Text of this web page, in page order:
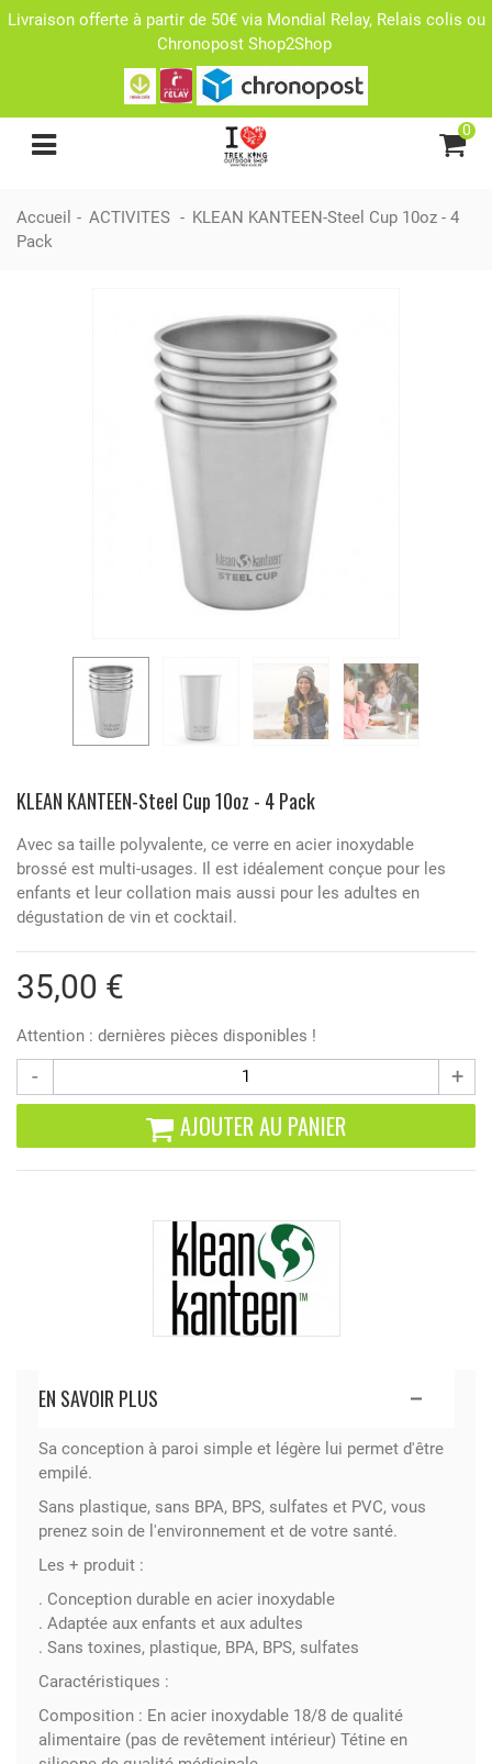
Livraison offerte à partir de 50€ via Mondial Relay, Relais colis ou
Chronopost Shop2Shop
0
Accueil - ACTIVITES - KLEAN KANTEEN-Steel Cup 10oz - 4
Pack
KLEAN KANTEEN-Steel Cup 10oz - 4 Pack
Avec sa taille polyvalente, ce verre en acier inoxydable
brossé est multi-usages. Il est idéalement conçue pour les
enfants et leur collation mais aussi pour les adultes en
dégustation de vin et cocktail.
35,00 €
Attention : dernières pièces disponibles !
- +
AJOUTER AU PANIER
EN SAVOIR PLUS
Sa conception à paroi simple et légère lui permet d'être
empilé.
Sans plastique, sans BPA, BPS, sulfates et PVC, vous
prenez soin de l'environnement et de votre santé.
Les + produit :
. Conception durable en acier inoxydable
. Adaptée aux enfants et aux adultes
. Sans toxines, plastique, BPA, BPS, sulfates
Caractéristiques :
Composition : En acier inoxydable 18/8 de qualité
alimentaire (pas de revêtement intérieur) Tétine en